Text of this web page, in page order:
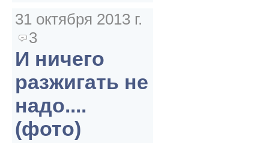
31 октября 2013 г.
3
И ничего
разжигать не
надо....
(фото)